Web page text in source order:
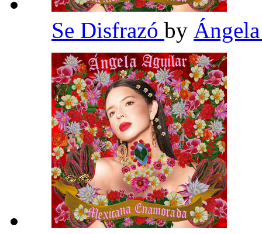
Se Disfrazó by